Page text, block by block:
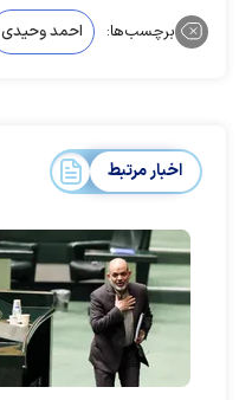
برچسب‌ها: احمد وحیدی
اخبار مرتبط